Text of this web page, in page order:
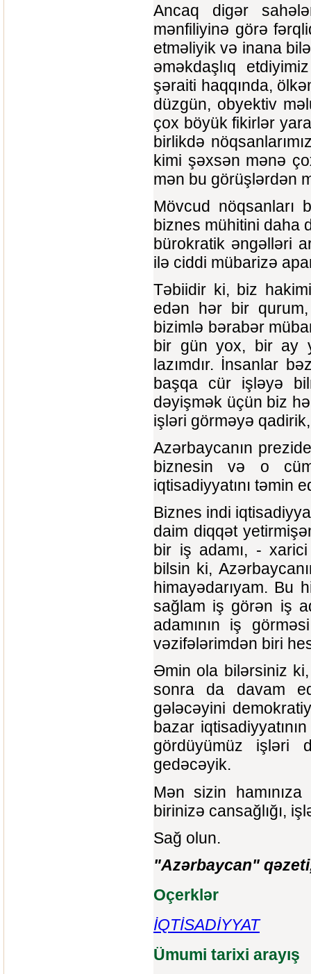
Ancaq digər
mənfiliyinə görə
etməliyik və inana
əməkdaşlıq
şəraiti haqqında,
düzgün, obyektiv
çox böyük fikirlər
birlikdə
kimi şəxsən mənə
mən bu görüşlərdən
Mövcud nöqsanları
biznes mühitini daha
bürokratik əngəlləri
ilə ciddi mübarizə
Təbiidir ki, biz
edən hər bir
bizimlə bərabər
bir gün yox, bir ay
lazımdır. İnsanlar
başqa cür işləyə
dəyişmək üçün biz
işləri görməyə
Azərbaycanın
biznesin və o
iqtisadiyyatını təmin
Biznes indi
daim diqqət
bir iş adamı, -
bilsin ki,
himayədarıyam. Bu
sağlam iş görən iş
adamının iş
vəzifələrimdən biri
Əmin ola bilərsiniz
sonra da davam
gələcəyini
bazar
gördüyümüz işləri
gedəcəyik.
Mən sizin
birinizə cansağlığı,
Sağ olun.
"Azərbaycan"
Oçerklər
İQTİSADİYYAT
Ümumi tarixi arayış